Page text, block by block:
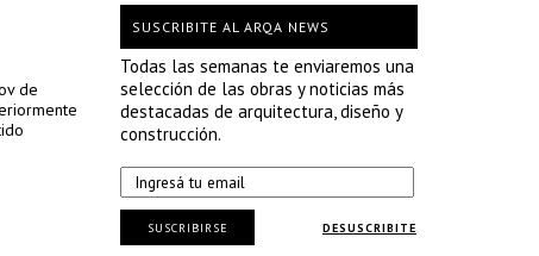
de
SUSCRIBITE AL ARQA NEWS
Todas las semanas te enviaremos una
selección de las obras y noticias más
destacadas de arquitectura, diseño y
construcción.
DESUSCRIBITE
SUSCRIBIRSE